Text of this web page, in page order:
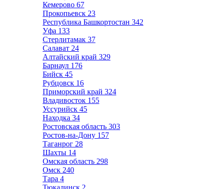
Кемерово 67
Прокопьевск 23
Республика Башкортостан 342
Уфа 133
Стерлитамак 37
Салават 24
Алтайский край 329
Барнаул 176
Бийск 45
Рубцовск 16
Приморский край 324
Владивосток 155
Уссурийск 45
Находка 34
Ростовская область 303
Ростов-на-Дону 157
Таганрог 28
Шахты 14
Омская область 298
Омск 240
Тара 4
Тюкалинск 2